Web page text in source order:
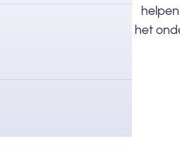
het